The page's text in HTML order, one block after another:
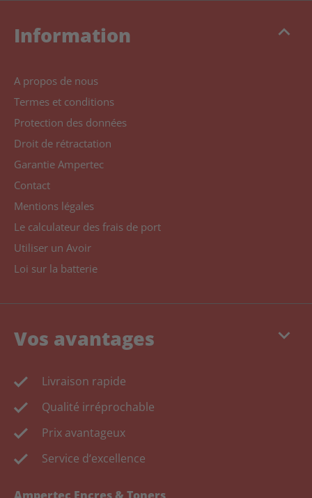
keyboard_arrow_up
Information
A propos de nous
Termes et conditions
Protection des données
Droit de rétractation
Garantie Ampertec
Contact
Mentions légales
Le calculateur des frais de port
Utiliser un Avoir
Loi sur la batterie
keyboard_arrow_down
Vos avantages
Livraison rapide
Qualité irréprochable
Prix avantageux
Service d‘excellence